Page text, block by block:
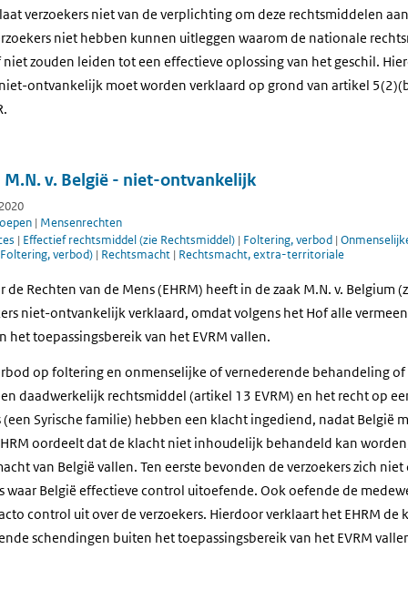
verzoekers niet van de verplichting om deze rechtsmiddelen
niet hebben kunnen uitleggen waarom de nationale
zouden leiden tot een effectieve oplossing van het geschil.
ontvankelijk moet worden verklaard op grond van artikel
M.N. v. België - niet-ontvankelijk
| Mensenrechten
| Effectief rechtsmiddel (zie Rechtsmiddel) | Foltering, verbod |
verbod) | Rechtsmacht | Rechtsmacht, extra-territoriale
de Rechten van de Mens (EHRM) heeft in de zaak M.N. v. Belgium
niet-ontvankelijk verklaard, omdat volgens het Hof alle
het toepassingsbereik van het EVRM vallen.
op foltering en onmenselijke of vernederende behandeling
daadwerkelijk rechtsmiddel (artikel 13 EVRM) en het recht op
(een Syrische familie) hebben een klacht ingediend, nadat België
oordeelt dat de klacht niet inhoudelijk behandeld kan
van België vallen. Ten eerste bevonden de verzoekers zich niet
waar België effectieve control uitoefende. Ook oefende de
control uit over de verzoekers. Hierdoor verklaart het EHRM
schendingen buiten het toepassingsbereik van het EVRM